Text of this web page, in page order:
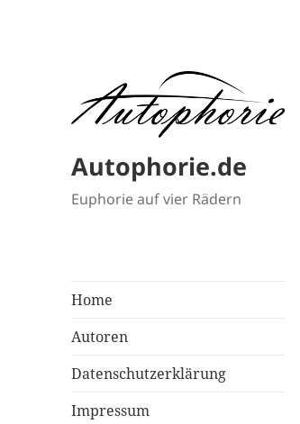
Autophorie.de
Euphorie auf vier Rädern
Home
Autoren
Datenschutzerklärung
Impressum